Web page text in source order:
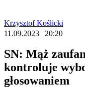
Krzysztof Koślicki
11.09.2023 | 20:20
SN: Mąż
kontroluje
głosowaniem